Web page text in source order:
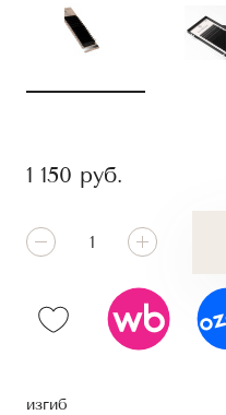
изгиб
1 150 руб.